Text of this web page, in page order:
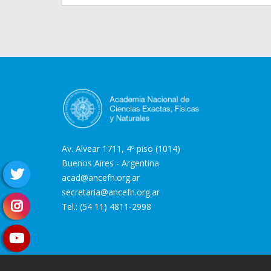
Av. Alvear 1711, 4º piso (1014)
Buenos Aires - Argentina
acad@ancefn.org.ar
secretaria@ancefn.org.ar
Tel.: (54 11) 4811-2998